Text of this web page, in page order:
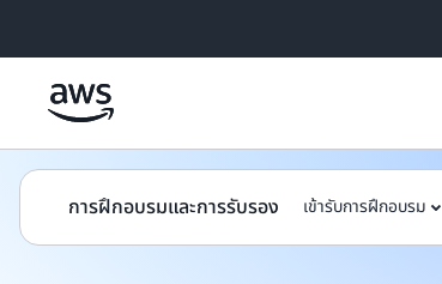
การฝึกอบรมและการรับรอง เข้ารับการฝึกอบรม